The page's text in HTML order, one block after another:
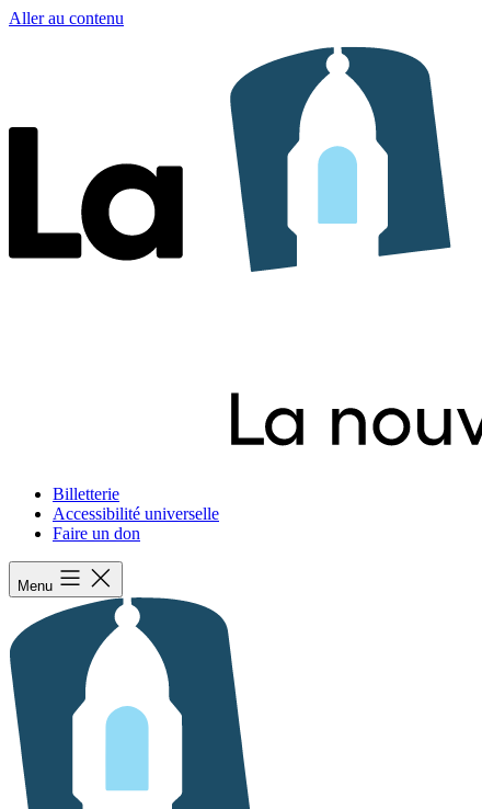
Aller au contenu
Billetterie
Accessibilité universelle
Faire un don
Menu